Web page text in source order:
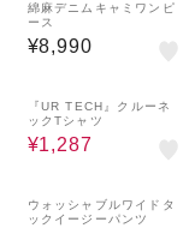
綿麻デニムキャミワンピ
ース
¥8,990
『UR TECH』クルーネ
ックTシャツ
¥1,287
ウォッシャブルワイドタ
ックイージーパンツ